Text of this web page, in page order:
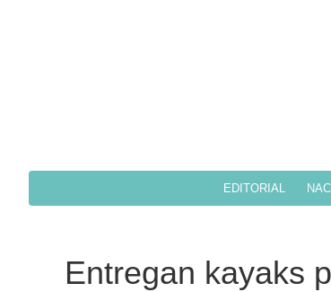
EDITORIAL
Entregan kayaks